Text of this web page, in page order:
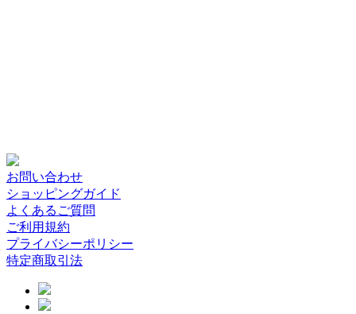
お問い合わせ
ショッピングガイド
よくあるご質問
ご利用規約
プライバシーポリシー
特定商取引法